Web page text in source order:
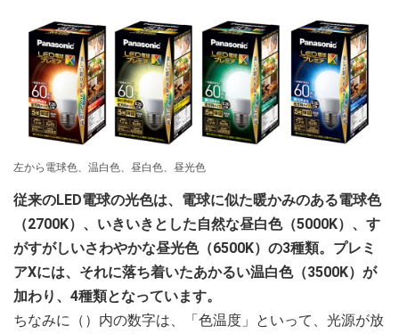
左から電球色、温白色、昼白色、昼光色
従来のLED電球の光色は、電球に似た暖かみのある電球色
（2700K）、いきいきとした自然な昼白色（5000K）、す
がすがしいさわやかな昼光色（6500K）の3種類。プレミ
アXには、それに落ち着いたあかるい温白色（3500K）が
加わり、4種類となっています。
ちなみに（）内の数字は、「色温度」といって、光源が放